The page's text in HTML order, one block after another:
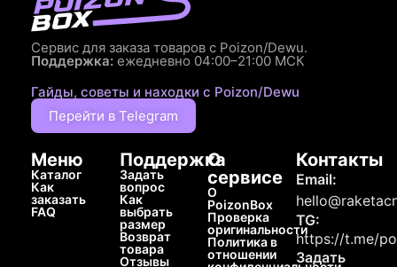
Сервис для заказа товаров с Poizon/Dewu.
Поддержка: ежедневно 04:00–21:00 МСК
Гайды, советы и находки с Poizon/Dewu
Перейти в Telegram
Меню
Каталог
Как
заказать
FAQ
Поддержка
Задать
вопрос
Как
выбрать
размер
Возврат
товара
Отзывы
О
сервисе
О
PoizonBox
Проверка
оригинальности
Политика в
отношении
Контакты
Email:
TG:
https://t.me/
Задать